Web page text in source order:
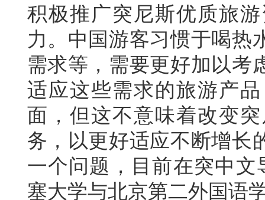
积极推广突尼斯优质旅
力。中国游客习惯于喝热
需求等，需要更好加以考
适应这些需求的旅游产
面，但这不意味着改变
务，以更好适应不断增长
一个问题，目前在突中
塞大学与北京第二外国语